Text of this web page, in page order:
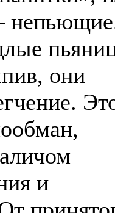
они
и